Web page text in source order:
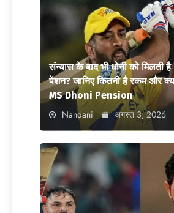
संन्यास के बाद भी धोनी को मिलती
पेंशन? जानिए कितनी है रकम और
MS Dhoni Pension
Nandani अगस्त 3, 2026